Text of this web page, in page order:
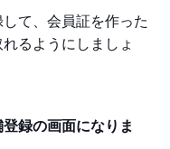
て、会員証を作った
るようにしましょ
録の画面になりま